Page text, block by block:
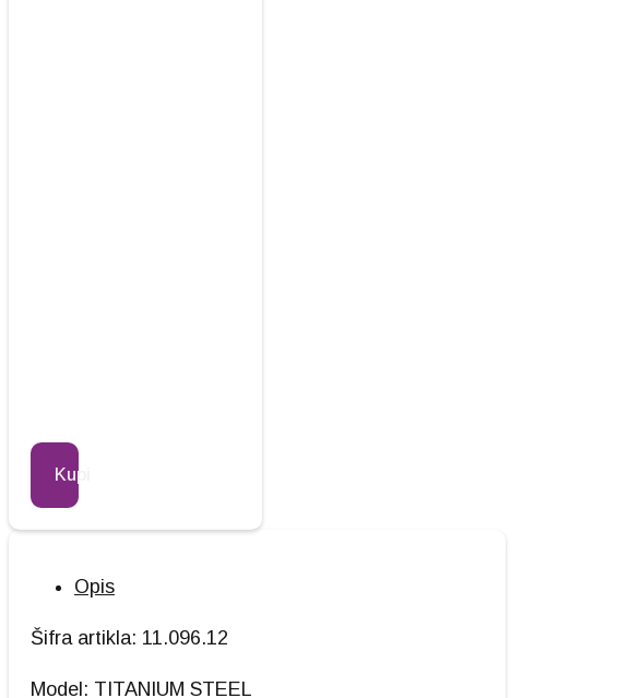
Kupi
Opis
Šifra artikla: 11.096.12
Model: TITANIUM STEEL